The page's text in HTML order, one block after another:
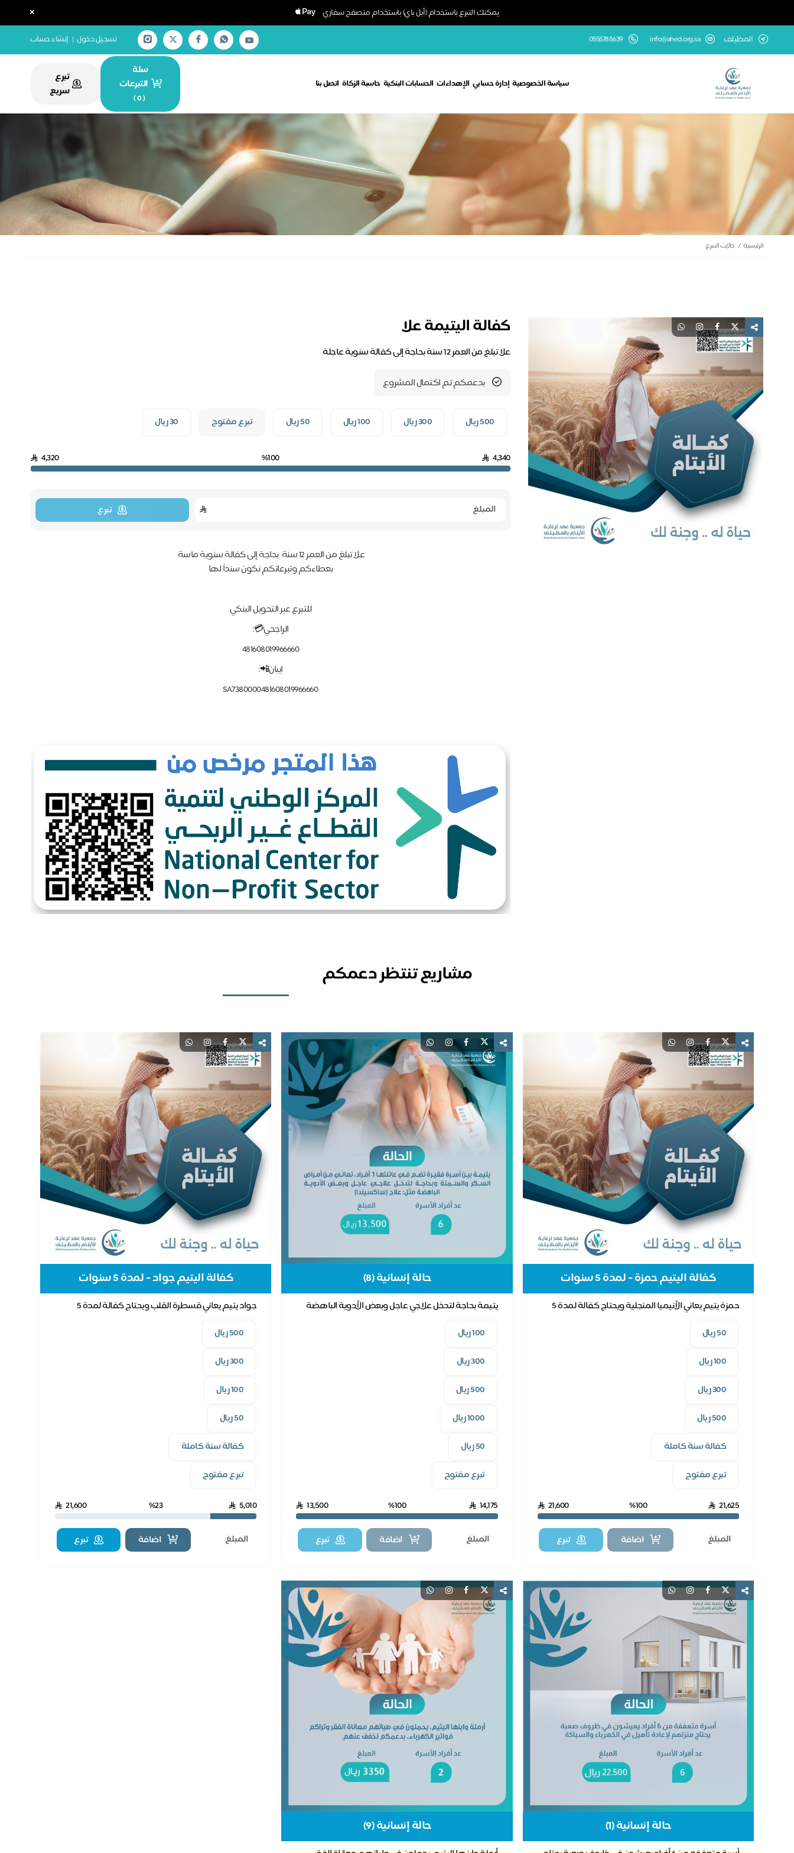
يمكنك التبرع باستخدام (أبل باي) باستخدام متصفح سفاري ×
المظيلف info@ahed.org.sa
0555788639 تسجيل دخول | إنشاء حساب
سياسة الخصوصية إدارة حسابي الإهداءات الحسابات البنكية حاسبة الزكاة اتصل بنا
سلة
التبرعات
(
0
)
تبرع
سريع
الرئيسية حالات التبرع
كفالة اليتيمة علا
علا تبلغ من العمر 12 سنة بحاجة إلى كفالة سنوية عاجلة
بدعمكم تم اكتمال المشروع
500 ريال 300 ريال 100 ريال 50 ريال تبرع مفتوح 30 ريال
4,340
%100
4,320
تبرع
علا تبلغ من العمر 12 سنة بحاجة إلى كفالة سنوية ماسة
بعطاءكم وتبرعاتكم نكون سنداً لها
للتبرع عبر التحويل البنكي
الراجحي💳:
481608019966660
ايبان📲:
SA7380000481608019966660
مشاريع تنتظر دعمكم
كفالة اليتيم حمزة - لمدة 5 سنوات
حمزة يتيم يعاني الأنيميا المنجلية ويحتاج كفالة لمدة 5
50 ريال
100 ريال
300 ريال
500 ريال
كفالة سنة كاملة
تبرع مفتوح
21,625
%100
21,600
اضافة تبرع
حالة إنسانية (8)
يتيمة بحاجة لتدخل علاجي عاجل وبعض الأدوية الباهضة
100 ريال
300 ريال
500 ريال
1000 ريال
50 ريال
تبرع مفتوح
14,175
%100
13,500
اضافة تبرع
كفالة اليتيم جواد - لمدة 5 سنوات
جواد يتيم يعاني قسطرة القلب ويحتاج كفالة لمدة 5
500 ريال
300 ريال
100 ريال
50 ريال
كفالة سنة كاملة
تبرع مفتوح
5,010
%23
21,600
اضافة تبرع
حالة إنسانية (1) حالة إنسانية (9)